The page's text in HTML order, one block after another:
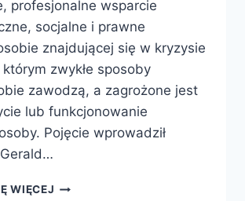
profesjonalne wsparcie
socjalne i prawne
znajdującej się w kryzysie
zwykłe sposoby
zawodzą, a zagrożone jest
lub funkcjonowanie
Pojęcie wprowadził
WIĘCEJ INTERWENCJA